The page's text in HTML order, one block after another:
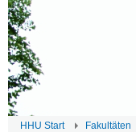
HHU Start Fakultäten